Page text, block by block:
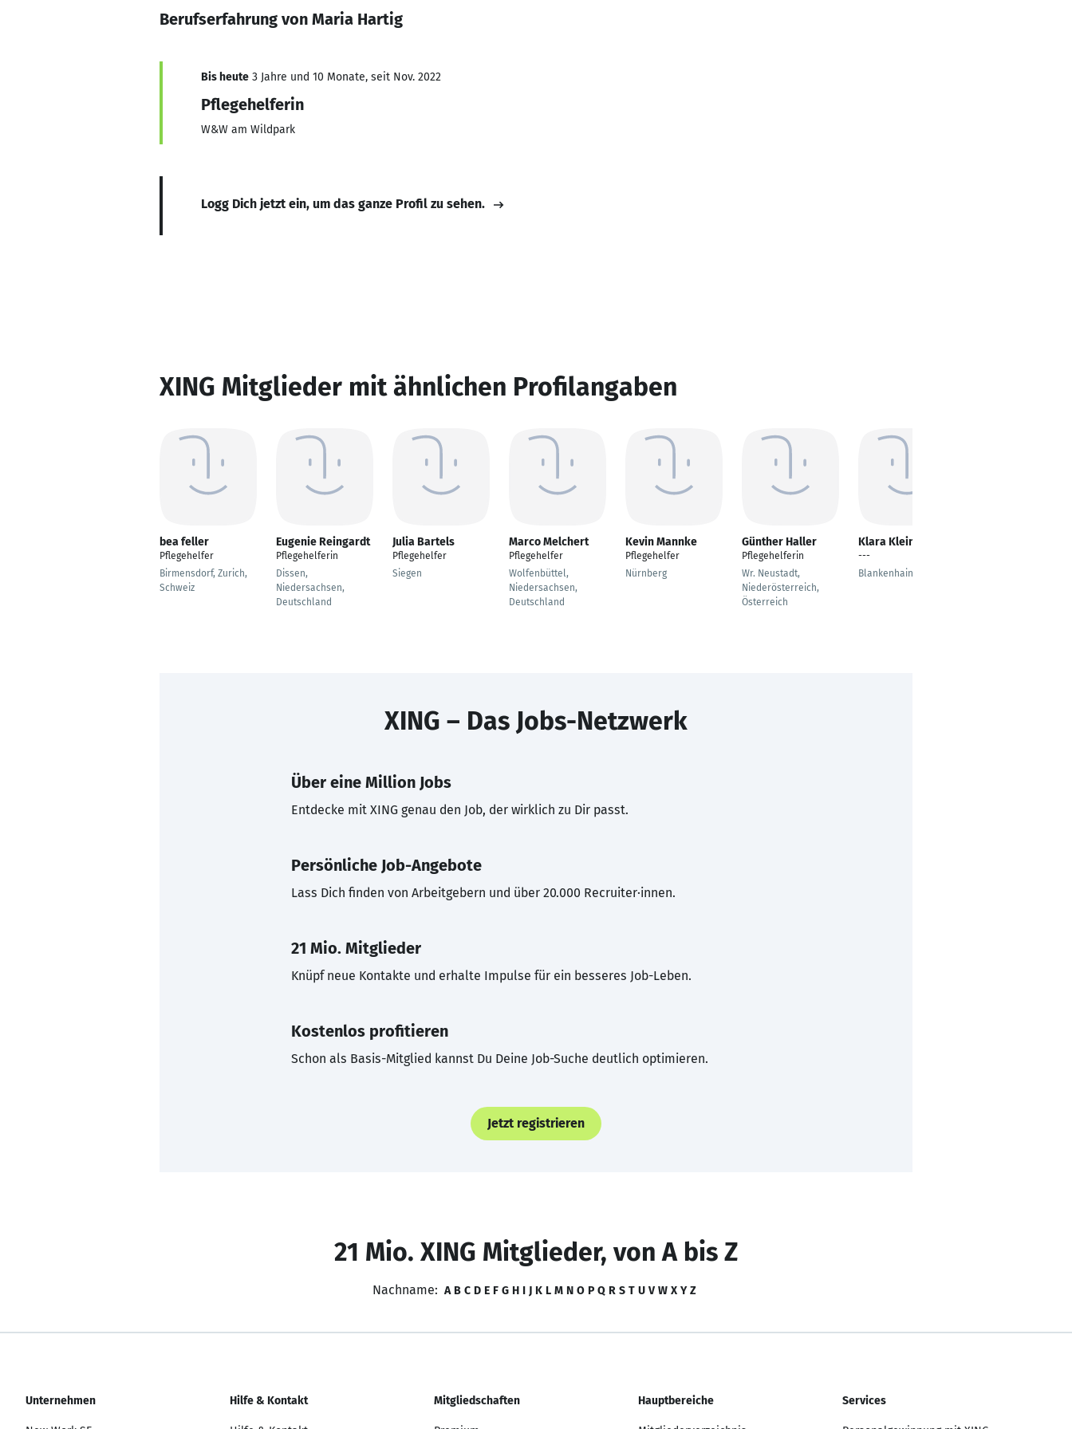
Berufserfahrung von Maria Hartig
Bis heute 3 Jahre und 10 Monate, seit Nov. 2022
Pflegehelferin
W&W am Wildpark
Logg Dich jetzt ein, um das ganze Profil zu sehen.
XING Mitglieder mit ähnlichen Profilangaben
bea feller
Pflegehelfer
Birmensdorf, Zurich,
Schweiz
Eugenie Reingardt
Pflegehelferin
Dissen,
Niedersachsen,
Deutschland
Julia Bartels
Pflegehelfer
Siegen
Marco Melchert
Pflegehelfer
Wolfenbüttel,
Niedersachsen,
Deutschland
Kevin Mannke
Pflegehelfer
Nürnberg
Günther Haller
Pflegehelferin
Wr. Neustadt,
Niederösterreich,
Österreich
Klara Klein
---
Blankenhain
XING – Das Jobs-Netzwerk
Über eine Million Jobs
Entdecke mit XING genau den Job, der wirklich zu Dir passt.
Persönliche Job-Angebote
Lass Dich finden von Arbeitgebern und über 20.000 Recruiter·innen.
21 Mio. Mitglieder
Knüpf neue Kontakte und erhalte Impulse für ein besseres Job-Leben.
Kostenlos profitieren
Schon als Basis-Mitglied kannst Du Deine Job-Suche deutlich optimieren.
Jetzt registrieren
21 Mio. XING Mitglieder, von A bis Z
Nachname: A B C D E F G H I J K L M N O P Q R S T U V W X Y Z
Unternehmen Hilfe & Kontakt Mitgliedschaften Hauptbereiche Services